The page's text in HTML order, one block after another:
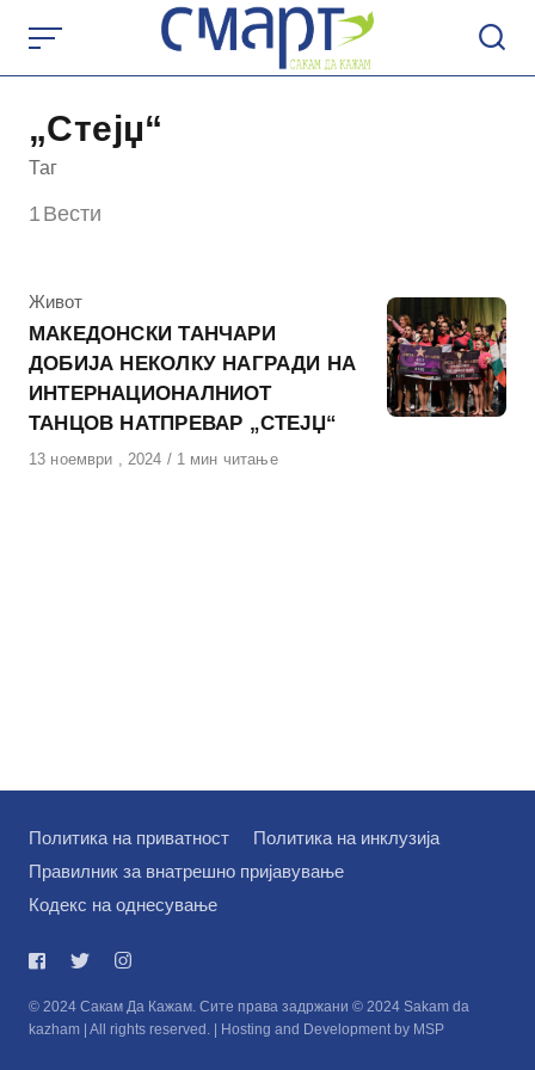
content
„Стејџ“
Таг
1 Вести
КАтегорија
Живот
МАКЕДОНСКИ ТАНЧАРИ
ДОБИЈА НЕКОЛКУ НАГРАДИ НА
ИНТЕРНАЦИОНАЛНИОТ
ТАНЦОВ НАТПРЕВАР „СТЕЈЏ“
Објавено
13 ноември , 2024 1 мин читање
Политика на приватност
Политика на инклузија
Правилник за внатрешно пријавување
Кодекс на однесување
© 2024 Сакам Да Кажам. Сите права задржани © 2024 Sakam da
kazham | All rights reserved. | Hosting and Development by MSP